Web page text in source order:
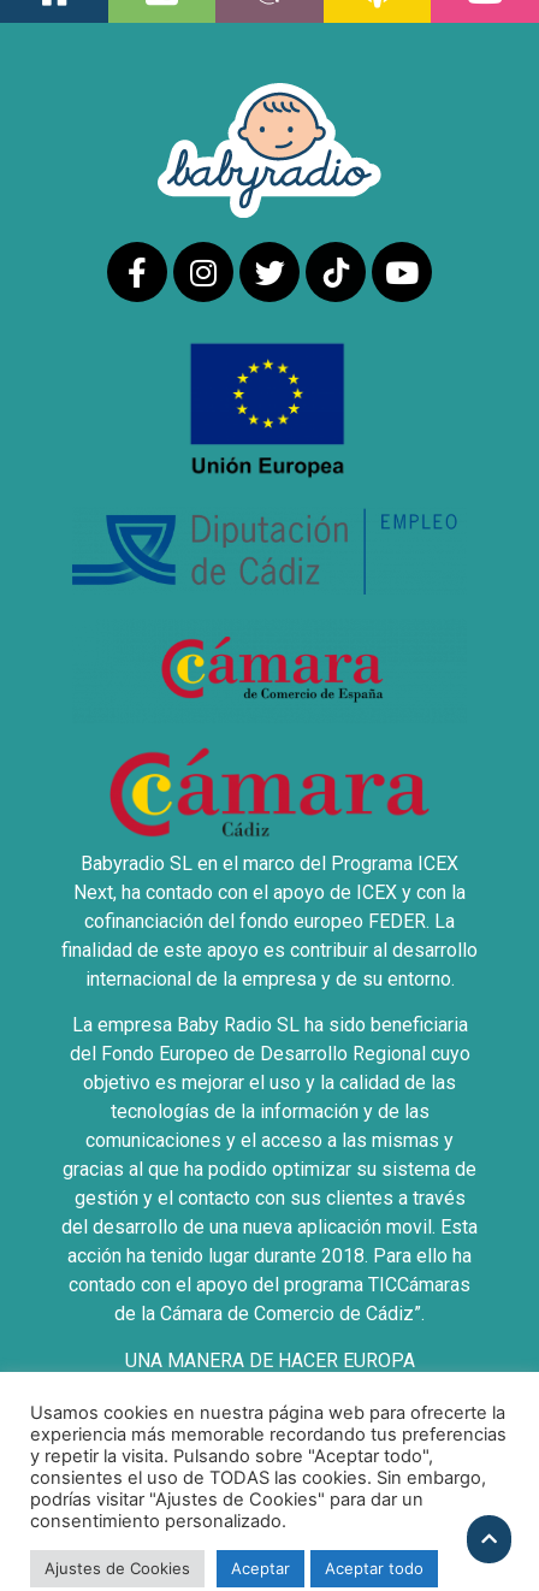
Babyradio SL en el marco del Programa ICEX
Next, ha contado con el apoyo de ICEX y con la
cofinanciación del fondo europeo FEDER. La
finalidad de este apoyo es contribuir al desarrollo
internacional de la empresa y de su entorno.
La empresa Baby Radio SL ha sido beneficiaria
del Fondo Europeo de Desarrollo Regional cuyo
objetivo es mejorar el uso y la calidad de las
tecnologías de la información y de las
comunicaciones y el acceso a las mismas y
gracias al que ha podido optimizar su sistema de
gestión y el contacto con sus clientes a través
del desarrollo de una nueva aplicación movil. Esta
acción ha tenido lugar durante 2018. Para ello ha
contado con el apoyo del programa TICCámaras
de la Cámara de Comercio de Cádiz”.
UNA MANERA DE HACER EUROPA
Política de Privacidad|Politica de Cookies|Aviso
Legal|Condiciones Compra
Copyright 2026 ©
Usamos cookies en nuestra página web para ofrecerte la
experiencia más memorable recordando tus preferencias
y repetir la visita. Pulsando sobre "Aceptar todo",
consientes el uso de TODAS las cookies. Sin embargo,
podrías visitar "Ajustes de Cookies" para dar un
consentimiento personalizado.
Ajustes de Cookies Aceptar Aceptar todo